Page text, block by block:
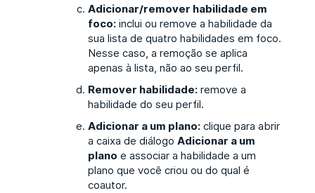
Adicionar/remover habilidade em
foco:inclui ou remove a habilidade da
sua lista de quatro habilidades em foco.
Nesse caso, a remoção se aplica
apenas à lista, não ao seu perfil.
Remover habilidade:remove a
habilidade do seu perfil.
Adicionar a um plano:clique para abrir
a caixa de diálogo Adicionar a um
plano e associar a habilidade a um
plano que você criou ou do qual é
coautor.